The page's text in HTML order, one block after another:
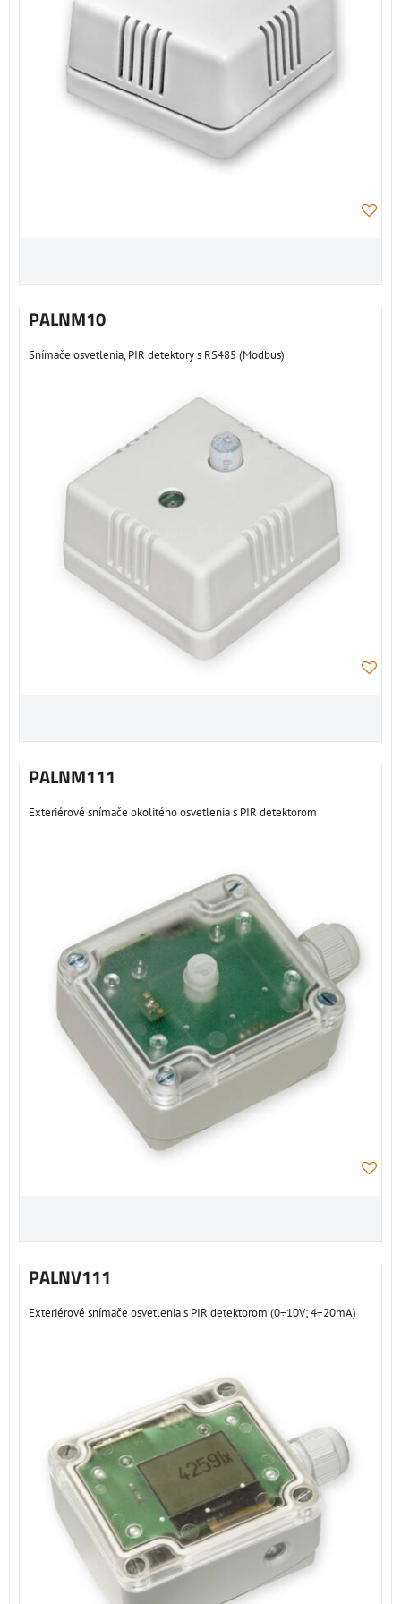
PALNM10
Snímače osvetlenia, PIR detektory s RS485 (Modbus)
PALNM111
Exteriérové ​​snímače okolitého osvetlenia s PIR detektorom
PALNV111
Exteriérové ​​snímače osvetlenia s PIR detektorom (0÷10V; 4÷20mA)